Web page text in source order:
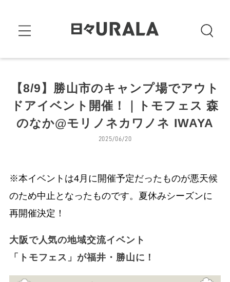
【8/9】勝山市のキャンプ場でアウト
ドアイベント開催！｜トモフェス 森
のなか@モリノネカワノネ IWAYA
2025/06/20
※本イベントは4月に開催予定だったものが悪天候
のため中止となったものです。夏休みシーズンに
再開催決定！
大阪で人気の地域交流イベント
「トモフェス」が福井・勝山に！